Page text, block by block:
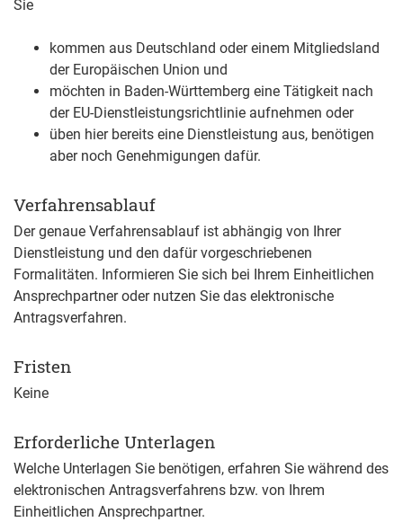
Sie
kommen aus Deutschland oder einem Mitgliedsland
der Europäischen Union und
möchten in Baden-Württemberg eine Tätigkeit nach
der EU-Dienstleistungsrichtlinie aufnehmen oder
üben hier bereits eine Dienstleistung aus, benötigen
aber noch Genehmigungen dafür.
Verfahrensablauf
Der genaue Verfahrensablauf ist abhängig von Ihrer
Dienstleistung und den dafür vorgeschriebenen
Formalitäten. Informieren Sie sich bei Ihrem Einheitlichen
Ansprechpartner oder nutzen Sie das elektronische
Antragsverfahren.
Fristen
Keine
Erforderliche Unterlagen
Welche Unterlagen Sie benötigen, erfahren Sie während des
elektronischen Antragsverfahrens bzw. von Ihrem
Einheitlichen Ansprechpartner.